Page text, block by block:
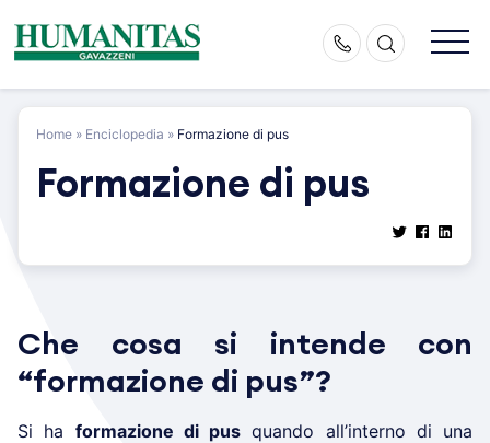
content
Home » Enciclopedia » Formazione di pus
Formazione di pus
Che cosa si intende con
“formazione di pus”?
Si ha formazione di pus quando all’interno di una